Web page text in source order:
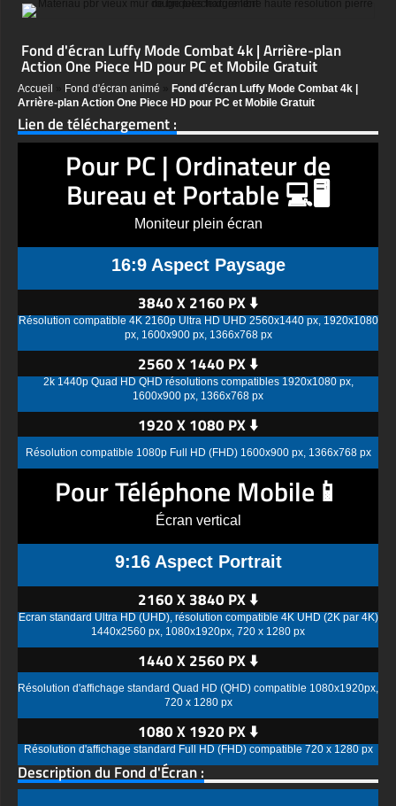
Fond d'écran Luffy Mode Combat 4k | Arrière-plan
Action One Piece HD pour PC et Mobile Gratuit
Accueil Fond d'écran animé
Fond d'écran Luffy Mode Combat 4k |
Arrière-plan Action One Piece HD pour PC et Mobile Gratuit
Lien de téléchargement :
Pour PC | Ordinateur de
Bureau et Portable 💻🖥️
Moniteur plein écran
16:9 Aspect Paysage
3840 X 2160 PX ⬇️
Résolution compatible 4K 2160p Ultra HD UHD 2560x1440 px, 1920x1080
px, 1600x900 px, 1366x768 px
2560 X 1440 PX ⬇️
2k 1440p Quad HD QHD résolutions compatibles 1920x1080 px,
1600x900 px, 1366x768 px
1920 X 1080 PX ⬇️
Résolution compatible 1080p Full HD (FHD) 1600x900 px, 1366x768 px
Pour Téléphone Mobile📱
Écran vertical
9:16 Aspect Portrait
2160 X 3840 PX ⬇️
Écran standard Ultra HD (UHD), résolution compatible 4K UHD (2K par 4K)
1440x2560 px, 1080x1920px, 720 x 1280 px
1440 X 2560 PX ⬇️
Résolution d'affichage standard Quad HD (QHD) compatible 1080x1920px,
720 x 1280 px
1080 X 1920 PX ⬇️
Résolution d'affichage standard Full HD (FHD) compatible 720 x 1280 px
Description du Fond d'Écran :